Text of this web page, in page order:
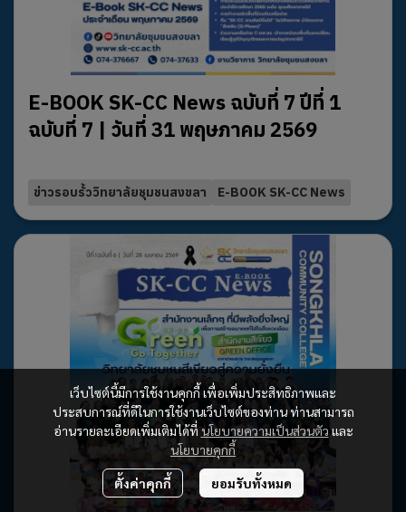
E-BOOK SK-CC News ฉบับที่ 7 ปีที่ 1
ฉบับที่ 7 | วันที่ 31 พฤษภาคม 2569
ข่าวรอบรั้ววิทยาลัยชุมชนสงขลา E-BOOK SK-CC News
เว็บไซต์นี้มีการใช้งานคุกกี้ เพื่อเพิ่มประสิทธิภาพและ
ประสบการณ์ที่ดีในการใช้งานเว็บไซต์ของท่าน ท่านสามารถ
อ่านรายละเอียดเพิ่มเติมได้ที่ นโยบายความเป็นส่วนตัวและ
นโยบายคุกกี้
ตั้งค่าคุกกี้ ยอมรับทั้งหมด